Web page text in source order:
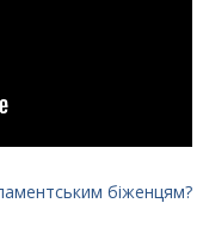
біженцям?